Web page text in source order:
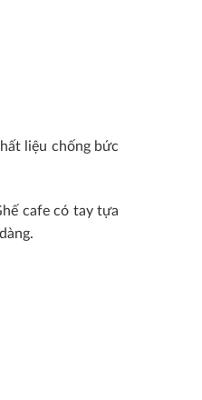
liệu chống bức
cafe có tay tựa